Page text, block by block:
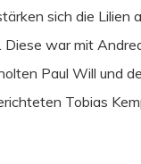
sich die Lilien
Diese war mit
Paul Will und
Tobias